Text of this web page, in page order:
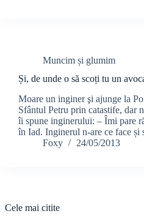
Muncim și glumim
Și, de unde o să scoți tu un
Moare un inginer şi ajunge la
Sfântul Petru prin catastife, dar
îi spune inginerului: – Îmi pare
în Iad. Inginerul n-are ce face
Foxy
24/05/2013
Cele mai citite